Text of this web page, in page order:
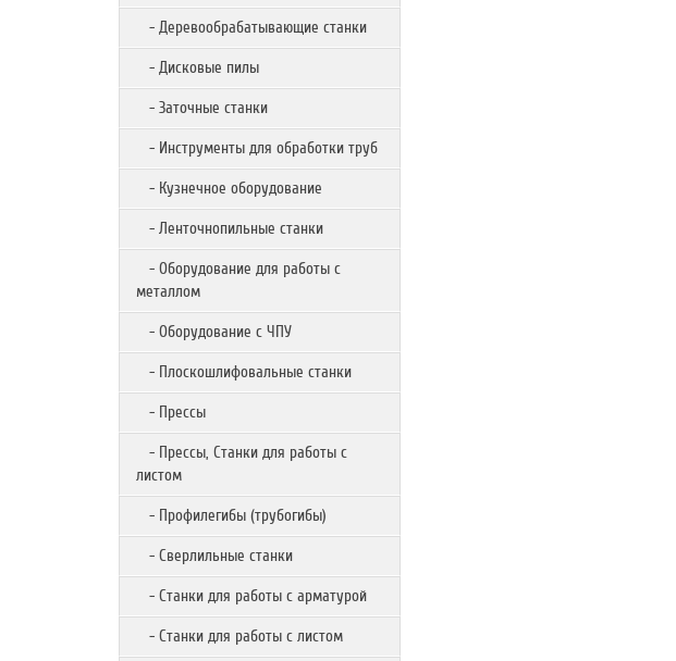
- Деревообрабатывающие станки
- Дисковые пилы
- Заточные станки
- Инструменты для обработки труб
- Кузнечное оборудование
- Ленточнопильные станки
- Оборудование для работы с
металлом
- Оборудование с ЧПУ
- Плоскошлифовальные станки
- Прессы
- Прессы, Станки для работы с
листом
- Профилегибы (трубогибы)
- Сверлильные станки
- Станки для работы с арматурой
- Станки для работы с листом